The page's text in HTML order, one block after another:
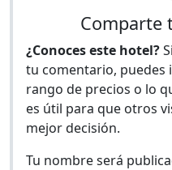
Comparte
¿Conoces este hotel?
tu comentario, puedes
rango de precios o lo
es útil para que otros
mejor decisión.
Tu nombre será